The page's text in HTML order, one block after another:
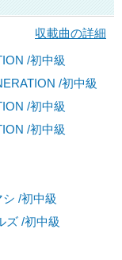
収載曲の詳細
/初中級
/初中級
/初中級
/初中級
シ /初中級
ズ /初中級